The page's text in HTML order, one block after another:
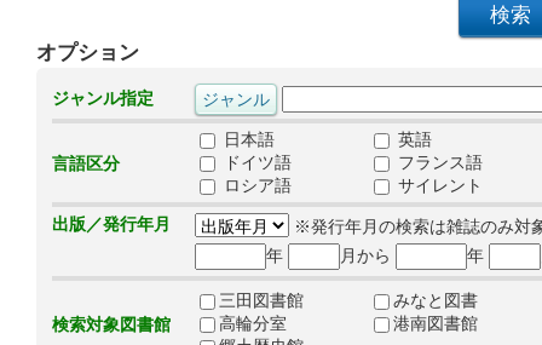
オプション
ジャンル指定
言語区分
日本語
英語
ドイツ語
フランス語
ロシア語
サイレント
出版／発行年月
※発行年月の検索は雑誌のみ対
年
月から 年
検索対象図書館
三田図書館
みなと図書
高輪分室
港南図書館